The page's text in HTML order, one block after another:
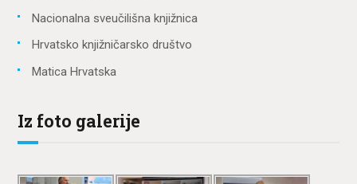
Nacionalna sveučilišna knjižnica
Hrvatsko knjižničarsko društvo
Matica Hrvatska
Iz foto galerije